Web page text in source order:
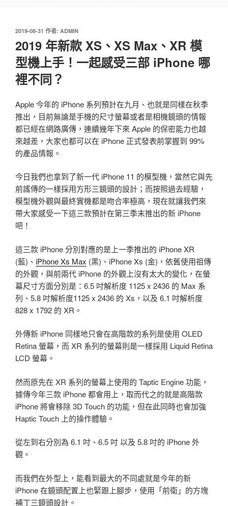
發
於
2019-08-31 作者: ADMIN
2019 年新款 XS、XS Max、XR 模
型機上手！一起感受三部 iPhone 哪
裡不同？
Apple 今年的 iPhone 系列預計在九月、也就是同樣在秋季
推出，目前無論是手機的尺寸螢幕或者是相機鏡頭的情報
都已經在網路廣傳，連續幾年下來 Apple 的保密能力也越
來越差，大家也都可以在 iPhone 正式發表前掌握到 99%
的產品情報。
今日我們也拿到了新一代 iPhone 11 的模型機，當然它與先
前謠傳的一樣採用方形三鏡頭的設計；而按照過去經驗，
模型機外觀與最終實機都是吻合率極高，現在就讓我們來
帶大家感受一下這三款預計在第三季末推出的新 iPhone
吧！
這三款 iPhone 分別對應的是上一季推出的 iPhone XR
(藍)、 iPhone Xs Max (黑)、iPhone Xs (金)，依舊使用祖傳
的外觀，與前兩代 iPhone 的外觀上沒有太大的變化，在螢
幕尺寸方面分別是：6.5 吋解析度 1125 x 2436 的 Max 系
列、5.8 吋解析度1125 x 2436 的 Xs，以及 6.1 吋解析度
828 x 1792 的 XR。
外傳新 iPhone 同樣地只會在高階款的系列是使用 OLED
Retina 螢幕，而 XR 系列的螢幕則是一樣採用 Liquid Retina
LCD 螢幕。
然而原先在 XR 系列的螢幕上使用的 Taptic Engine 功能，
據傳今年三款 iPhone 都會用上，取而代之的就是高階款
iPhone 將會移除 3D Touch 的功能，但在此同時也會加強
Haptic Touch 上的操作體驗。
從左到右分別為 6.1 吋、6.5 吋 以及 5.8 吋的 iPhone 外
觀。
而我們在外型上，能看到最大的不同處就是今年的新
iPhone 在鏡頭配置上也緊跟上腳步，使用「前衛」的方塊
補丁三鏡頭設計。